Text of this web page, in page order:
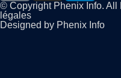
© Copyright Phenix Info. All
légales
Designed by Phenix Info